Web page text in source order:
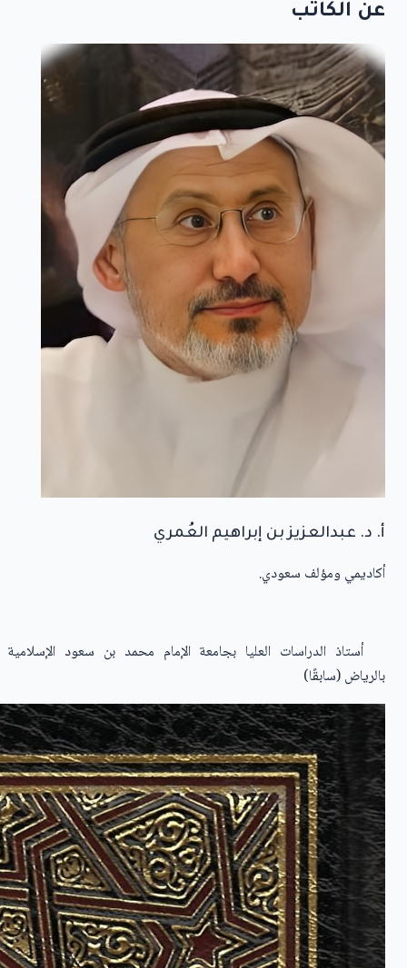
عن الكاتب
أ. د. عبدالعزيز بن إبراهيم العُمري
أكاديمي ومؤلف سعودي.
أستاذ الدراسات العليا بجامعة الإمام محمد بن سعود الإسلامية
بالرياض (سابقًا)